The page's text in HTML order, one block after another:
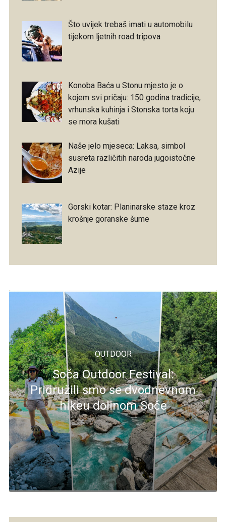
Što uvijek trebaš imati u automobilu
tijekom ljetnih road tripova
Konoba Baća u Stonu mjesto je o
kojem svi pričaju: 150 godina tradicije,
vrhunska kuhinja i Stonska torta koju
se mora kušati
Naše jelo mjeseca: Laksa, simbol
susreta različitih naroda jugoistočne
Azije
Gorski kotar: Planinarske staze kroz
krošnje goranske šume
OUTDOOR
Soča Outdoor Festival:
Pridružili smo se dvodnevnom
hikeu dolinom Soče